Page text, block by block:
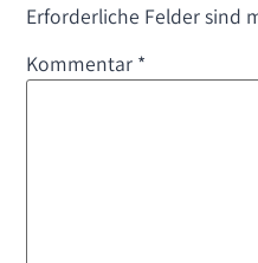
Erforderliche Felder sind
Kommentar *